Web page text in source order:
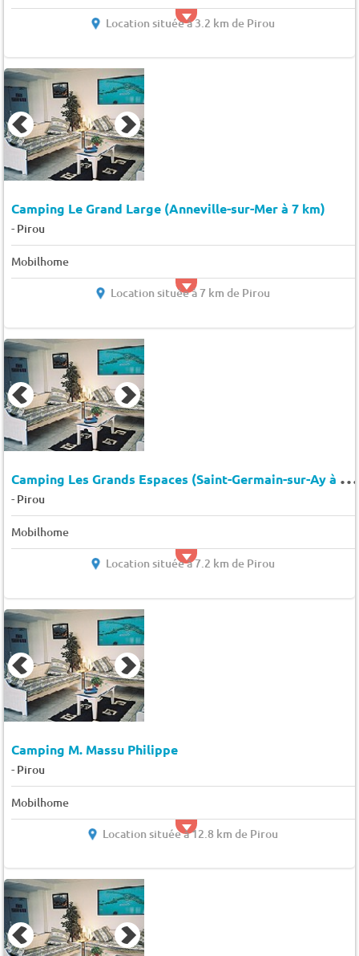
Location située à 3.2 km de Pirou
Camping Le Grand Large (Anneville-sur-Mer à 7 km)
- Pirou
Mobilhome
Location située à 7 km de Pirou
C
amping Les Grands Espaces (Saint-Germain-sur-Ay à 7 km)
- Pirou
Mobilhome
Location située à 7.2 km de Pirou
Camping M. Massu Philippe
- Pirou
Mobilhome
Location située à 12.8 km de Pirou